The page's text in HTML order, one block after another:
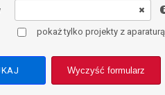
pokaż tylko projekty z aparaturą
Wyczyść formularz